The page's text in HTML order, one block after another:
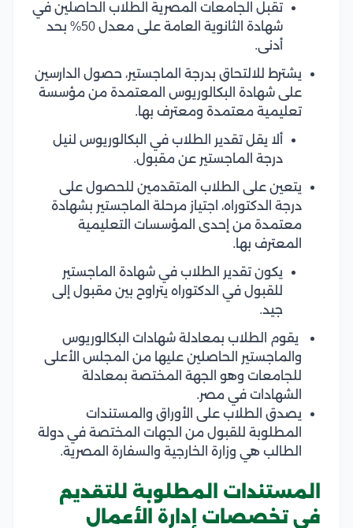
تقبل الجامعات المصرية الطلاب الحاصلين في
شهادة الثانوية العامة على معدل 50% بحد
أدنى.
يشترط للالتحاق بدرجة الماجستير، حصول الدارسين
على شهادة البكالوريوس المعتمدة من مؤسسة
تعليمية معتمدة ومعترف بها.
ألا يقل تقدير الطلاب في البكالوريوس لنيل
درجة الماجستير عن مقبول.
يتعين على الطلاب المتقدمين للحصول على
درجة الدكتوراه، اجتياز مرحلة الماجستير بشهادة
معتمدة من إحدى المؤسسات التعليمية
المعترف بها.
يكون تقدير الطلاب في شهادة الماجستير
للقبول في الدكتوراه يتراوح بين مقبول إلى
جيد.
يقوم الطلاب بمعادلة شهادات البكالوريوس
والماجستير الحاصلين عليها من المجلس الأعلى
للجامعات وهو الجهة المختصة بمعادلة
الشهادات في مصر.
يصدق الطلاب على الأوراق والمستندات
المطلوبة للقبول من الجهات المختصة في دولة
الطالب هي وزارة الخارجية والسفارة المصرية.
المستندات المطلوبة للتقديم
في تخصصات إدارة الأعمال